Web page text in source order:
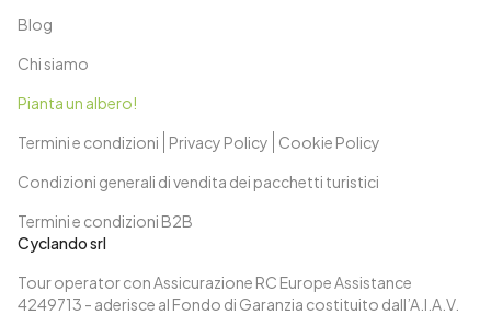
Cyclando srl
Tour operator con Assicurazione RC Europe Assistance
4249713 - aderisce al Fondo di Garanzia costituito dall’A.I.A.V.
Blog
Chi siamo
Pianta un albero!
Termini e condizioni
Privacy Policy
Cookie Policy
Condizioni generali di vendita dei pacchetti turistici
Termini e condizioni B2B